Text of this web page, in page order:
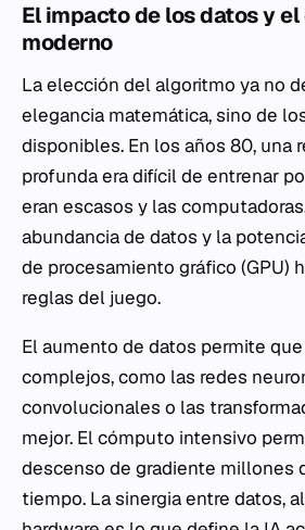
El impacto de los datos y
moderno
La elección del algoritmo ya no
elegancia matemática, sino de
disponibles. En los años 80, una
profunda era difícil de entrenar
eran escasos y las
abundancia de datos y la
de procesamiento gráfico (GPU)
reglas del juego.
El aumento de datos permite
complejos, como las redes
convolucionales o las
mejor. El cómputo intensivo
descenso de gradiente millones
tiempo. La sinergia entre datos,